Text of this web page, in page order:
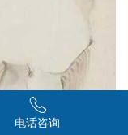
电话咨询